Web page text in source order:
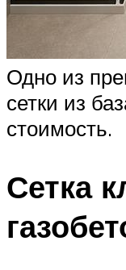
Одно из
сетки из
стоимость.
Сетка